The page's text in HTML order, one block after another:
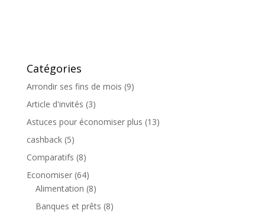
Catégories
Arrondir ses fins de mois (9)
Article d'invités (3)
Astuces pour économiser plus (13)
cashback(5)
Comparatifs (8)
Economiser(64)
Alimentation (8)
Banques et prêts (8)